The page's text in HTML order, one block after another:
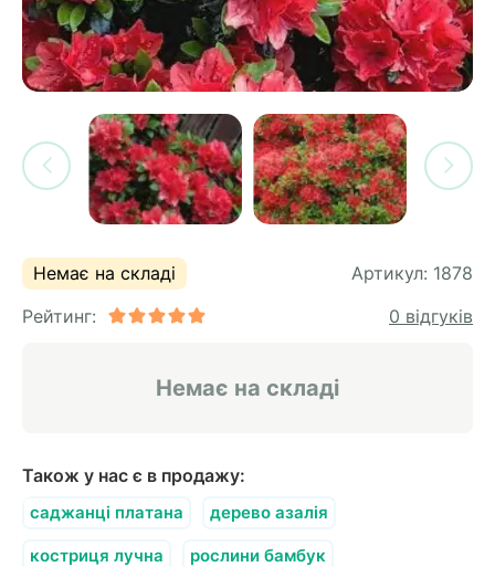
лохини
(агротканини)
Немає на складі Артикул: 1878
Рейтинг:
0 відгуків
Немає на складі
Також у нас є в продажу:
саджанці платана дерево азалія
костриця лучна рослини бамбук